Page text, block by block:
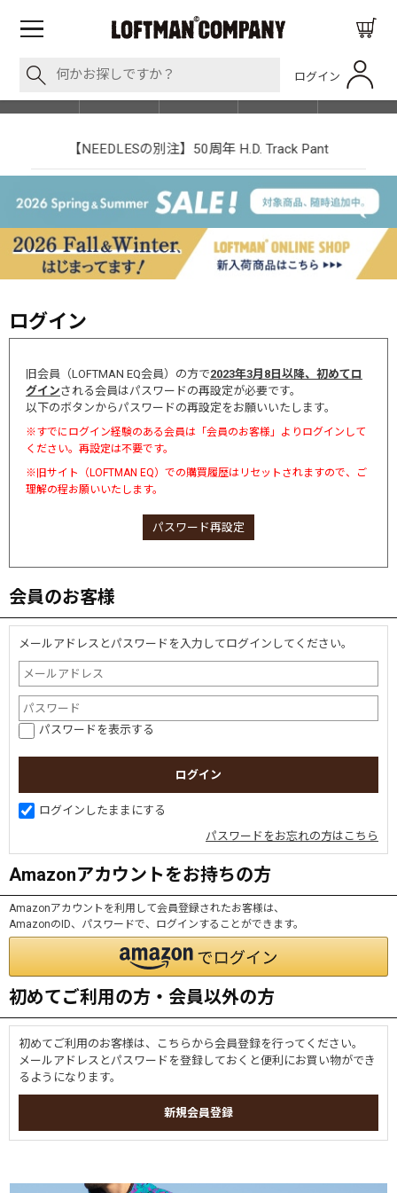
ログイン
SHOP LIST
【NEEDLESの別注】50周年 H.D. Track Pant
ログイン
旧会員（LOFTMAN EQ会員）の方で2023年3月8日以降、初めてロ
グインされる会員はパスワードの再設定が必要です。
以下のボタンからパスワードの再設定をお願いいたします。
※すでにログイン経験のある会員は「会員のお客様」よりログインして
ください。再設定は不要です。
※旧サイト（LOFTMAN EQ）での購買履歴はリセットされますので、ご
理解の程お願いいたします。
パスワード再設定
会員のお客様
メールアドレスとパスワードを入力してログインしてください。
パスワードを表示する
ログインしたままにする
パスワードをお忘れの方はこちら
Amazonアカウントをお持ちの方
Amazonアカウントを利用して会員登録されたお客様は、
AmazonのID、パスワードで、ログインすることができます。
初めてご利用の方・会員以外の方
初めてご利用のお客様は、こちらから会員登録を行ってください。
メールアドレスとパスワードを登録しておくと便利にお買い物ができ
るようになります。